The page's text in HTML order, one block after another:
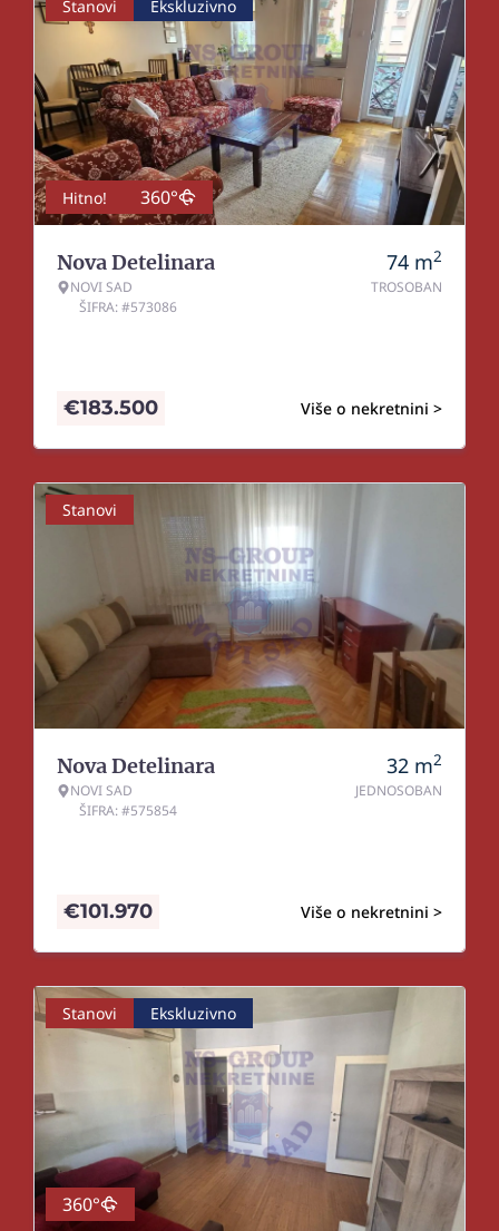
Stanovi Ekskluzivno
Hitno! 360°
Nova Detelinara
NOVI SAD
ŠIFRA: #573086
74 m2
TROSOBAN
Više o nekretnini >
€183.500
Stanovi
Nova Detelinara
NOVI SAD
ŠIFRA: #575854
32 m2
JEDNOSOBAN
Više o nekretnini >
€101.970
Stanovi Ekskluzivno
360°